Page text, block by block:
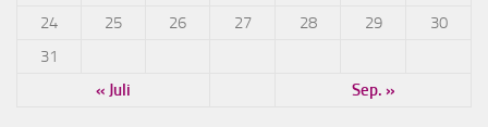
24
25 26 27 28 29
30
31
« Juli
Sep. »